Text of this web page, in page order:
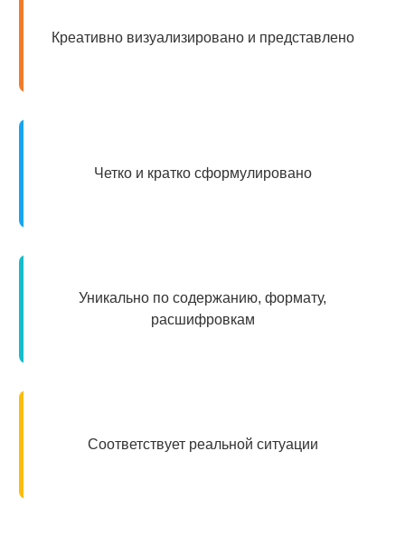
Креативно визуализировано и представлено
Четко и кратко сформулировано
Уникально по содержанию, формату,
расшифровкам
Соответствует реальной ситуации